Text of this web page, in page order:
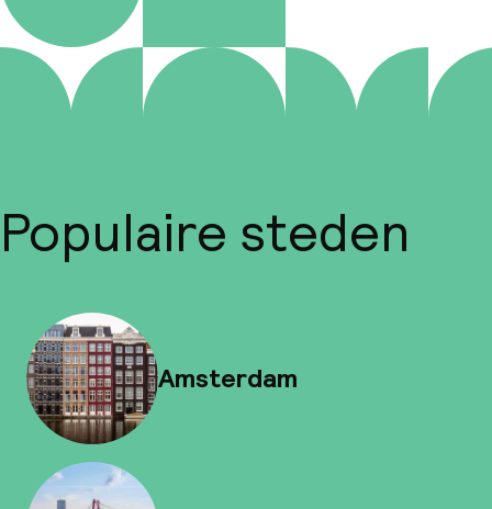
Populaire steden
Amsterdam